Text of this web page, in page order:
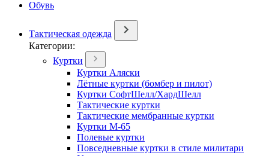
Обувь
Тактическая одежда
Категории:
Куртки
Куртки Аляски
Лётные куртки (бомбер и пилот)
Куртки СофтШелл/ХардШелл
Тактические куртки
Тактические мембранные куртки
Куртки М-65
Полевые куртки
Повседневные куртки в стиле милитари